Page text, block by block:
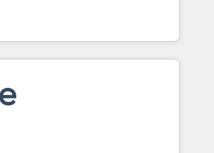
"Custom Integrations"
sync data across... 🔄 any
with Advanced Website and
using our in-house "HubScrub" Tool.
evolution of They Ask, You
the only HubSpot partner built
coaching and training. That means
and internal team you need to
close deals faster, and grow
You’ll learn how to: •
organize your HubSpot portal •